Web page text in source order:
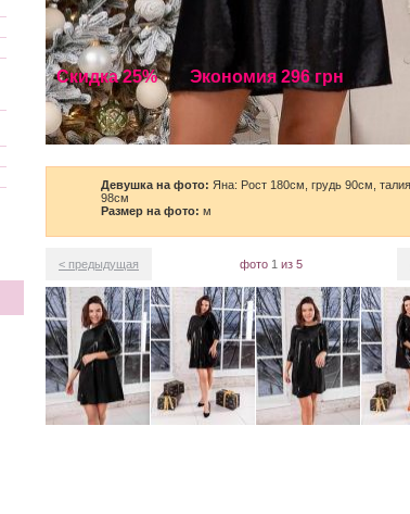
Скидка 25% Экономия 296 грн
Девушка на фото: Яна: Рост 180см, грудь 90см,
98см
Размер на фото: м
< предыдущая фото 1 из 5